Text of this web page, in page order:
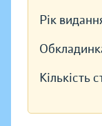
Рік
Кількість